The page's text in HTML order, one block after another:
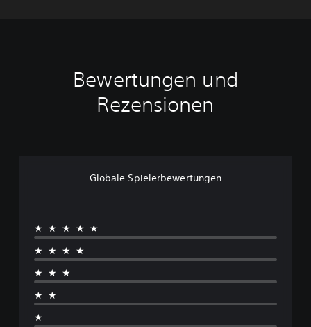
Bewertungen und
Rezensionen
Globale Spielerbewertungen
★★★★★
★★★★
★★★
★★
★